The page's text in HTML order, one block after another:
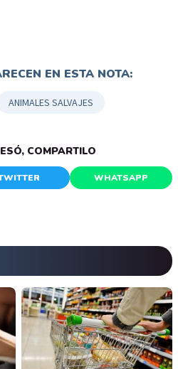
EN ESTA NOTA:
ANIMALES SALVAJES
COMPARTILO
WHATSAPP